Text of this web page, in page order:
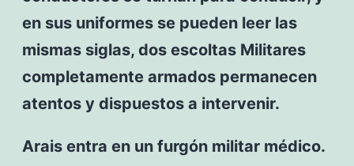
en sus uniformes se pueden leer las
mismas siglas, dos escoltas Militares
completamente armados permanecen
atentos y dispuestos a intervenir.
Arais entra en un furgón militar médico.